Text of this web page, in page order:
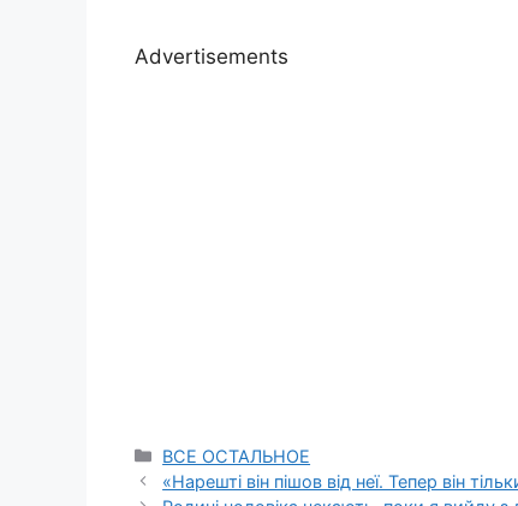
Advertisements
Categories
ВСЕ ОСТАЛЬНОЕ
«Нарешті він пішов від неї. Тепер він